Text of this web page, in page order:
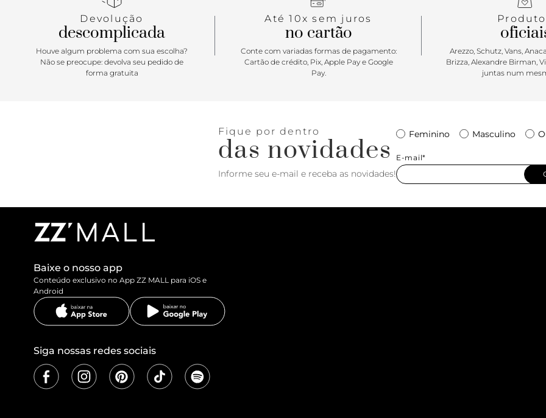
Devolução
descomplicada
Houve algum problema com sua escolha?
Não se preocupe: devolva seu pedido de
forma gratuita
Até 10x sem juros
no cartão
Conte com variadas formas de pagamento:
Cartão de crédito, Pix, Apple Pay e Google
Pay.
Arezzo, Schutz, Vans,
Brizza, Alexandre Birman,
juntas num
Fique por dentro
das novidades
Informe seu e-mail e receba as novidades!
Feminino Masculino
E-mail*
Baixe o nosso app
Conteúdo exclusivo no App ZZ MALL para iOS e
Android
Siga nossas redes sociais